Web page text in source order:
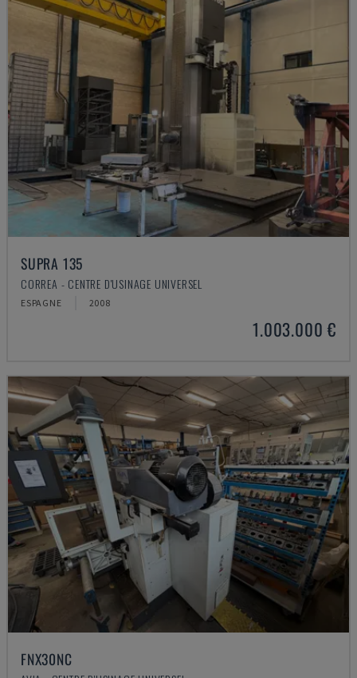
SUPRA 135
CORREA - CENTRE D'USINAGE UNIVERSEL
ESPAGNE 2008
1.003.000 €
FNX30NC